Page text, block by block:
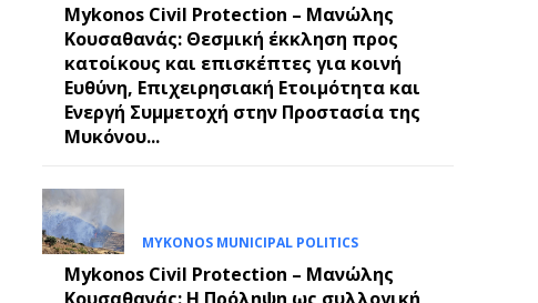
Mykonos Civil Protection – Μανώλης
Κουσαθανάς: Θεσμική έκκληση προς
κατοίκους και επισκέπτες για κοινή
Ευθύνη, Επιχειρησιακή Ετοιμότητα και
Ενεργή Συμμετοχή στην Προστασία της
Μυκόνου...
MYKONOS MUNICIPAL POLITICS
Mykonos Civil Protection – Μανώλης